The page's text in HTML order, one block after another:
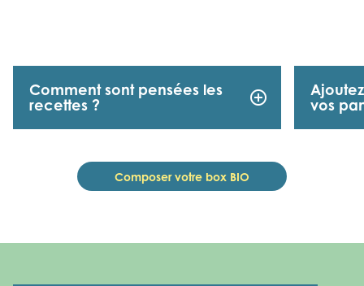
Comment sont pensées les
recettes ?
add_circle_outline
vos
Composer votre box BIO